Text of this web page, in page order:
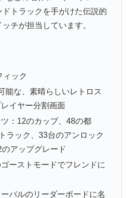
トラックを手がけた伝説的
チが担当しています。
ィック
能な、素晴らしいレトロス
イヤー分割画面
：12のカップ、48の都
ラック、33台のアンロック
アップグレード
ーストモードでフレンドに
バルのリーダーボードに名